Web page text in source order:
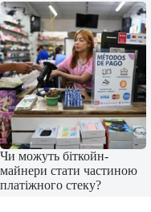
Чи можуть біткойн-
майнери стати частиною
платіжного стеку?